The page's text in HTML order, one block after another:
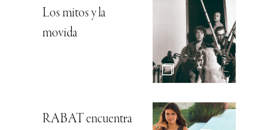
Los mitos y la
movida
RABAT encuentra